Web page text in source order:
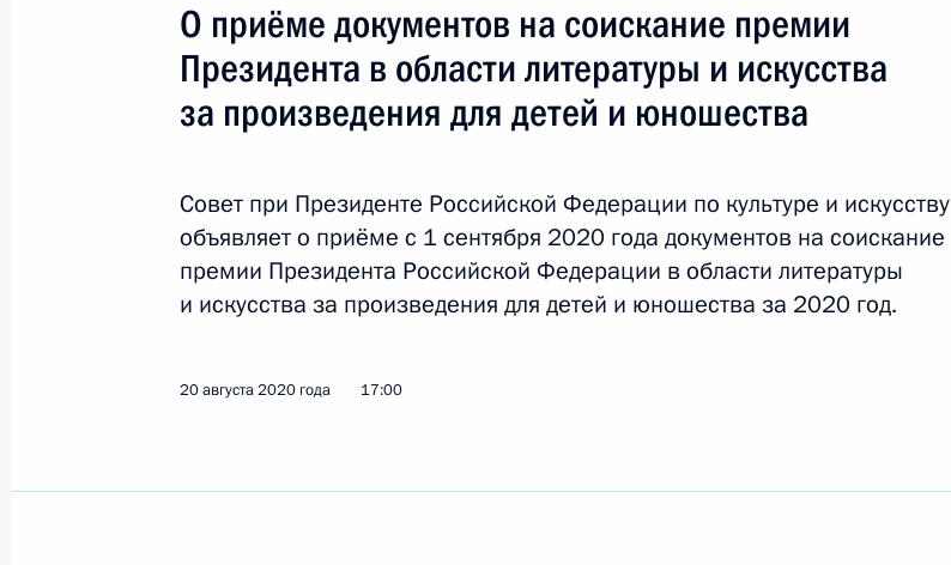
Показать следующие материалы
Внесены изменения в Указ о грантах Президента в области
17 декабря 2020 года, 15:00
Встреча с Министром культуры Ольгой Любимовой
О приёме документов на соискание премии
Президента в области литературы и искусства
за произведения для детей и юношества
Совет при Президенте Российской Федерации по культуре и искусству
объявляет о приёме с 1 сентября 2020 года документов на соискание
премии Президента Российской Федерации в области литературы
и искусства за произведения для детей и юношества за 2020 год.
20 августа 2020 года 17:00